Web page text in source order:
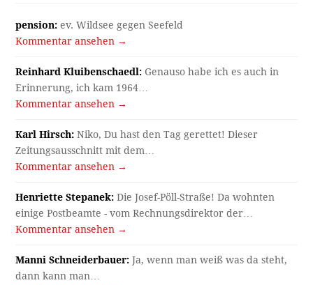
pension: ev. Wildsee gegen Seefeld
Kommentar ansehen →
Reinhard Kluibenschaedl: Genauso habe ich es auch in
Erinnerung, ich kam 1964…
Kommentar ansehen →
Karl Hirsch: Niko, Du hast den Tag gerettet! Dieser
Zeitungsausschnitt mit dem…
Kommentar ansehen →
Henriette Stepanek: Die Josef-Pöll-Straße! Da wohnten
einige Postbeamte - vom Rechnungsdirektor der…
Kommentar ansehen →
Manni Schneiderbauer: Ja, wenn man weiß was da steht,
dann kann man…